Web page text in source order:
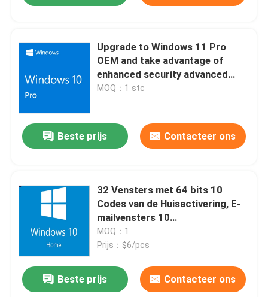
Upgrade to Windows 11 Pro
OEM and take advantage of
enhanced security advanced
business tools and a modern
MOQ：1 stc
Beste prijs Contacteer ons
32 Vensters met 64 bits 10
Codes van de Huisactivering, E-
mailvensters 10
Proproductcode Onmiddellijke
Levering
MOQ：1
Prijs：$6/pcs
Beste prijs Contacteer ons